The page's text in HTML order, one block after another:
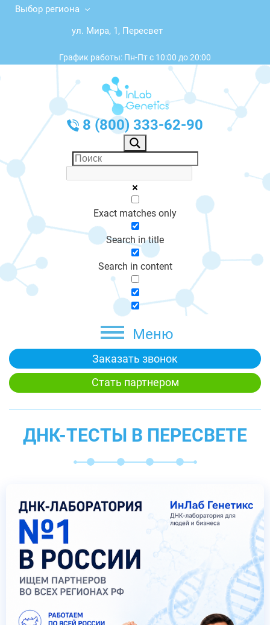
Выбор региона
ул. Мира, 1, Пересвет
График работы: Пн-Пт с 10:00 до 20:00
8 (800) 333-62-90
Exact matches only
Search in title
Search in content
Меню
Заказать звонок
Стать партнером
ДНК-ТЕСТЫ В ПЕРЕСВЕТЕ